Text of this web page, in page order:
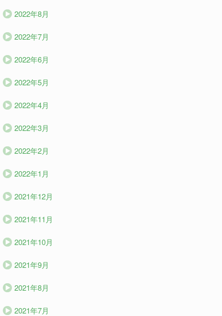
2022年8月
2022年7月
2022年6月
2022年5月
2022年4月
2022年3月
2022年2月
2022年1月
2021年12月
2021年11月
2021年10月
2021年9月
2021年8月
2021年7月